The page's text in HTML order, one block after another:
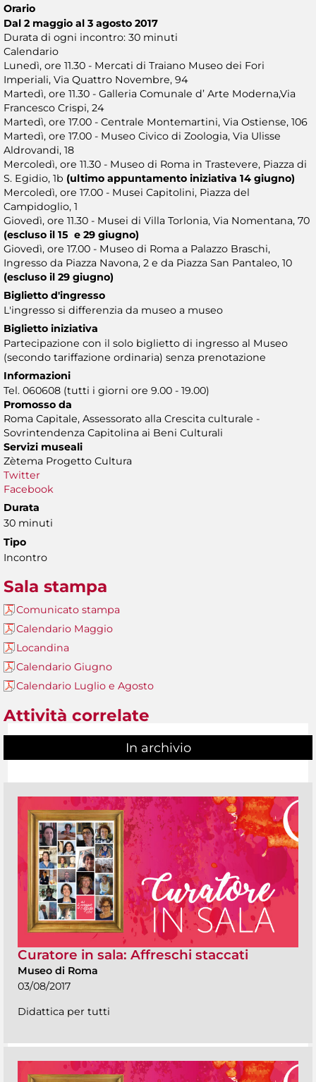
Orario
Dal 2 maggio al 3 agosto 2017
Durata di ogni incontro: 30 minuti
Calendario
Lunedì, ore 11.30 - Mercati di Traiano Museo dei Fori
Imperiali, Via Quattro Novembre, 94
Martedì, ore 11.30 - Galleria Comunale d’ Arte Moderna,Via
Francesco Crispi, 24
Martedì, ore 17.00 - Centrale Montemartini, Via Ostiense, 106
Martedì, ore 17.00 - Museo Civico di Zoologia, Via Ulisse
Aldrovandi, 18
Mercoledì, ore 11.30 - Museo di Roma in Trastevere, Piazza di
S. Egidio, 1b (ultimo appuntamento iniziativa 14 giugno)
Mercoledì, ore 17.00 - Musei Capitolini, Piazza del
Campidoglio, 1
Giovedì, ore 11.30 - Musei di Villa Torlonia, Via Nomentana, 70
(escluso il 15 e 29 giugno)
Giovedì, ore 17.00 - Museo di Roma a Palazzo Braschi,
Ingresso da Piazza Navona, 2 e da Piazza San Pantaleo, 10
(escluso il 29 giugno)
Biglietto d'ingresso
L'ingresso si differenzia da museo a museo
Biglietto iniziativa
Partecipazione con il solo biglietto di ingresso al Museo
(secondo tariffazione ordinaria) senza prenotazione
Informazioni
Tel. 060608 (tutti i giorni ore 9.00 - 19.00)
Promosso da
Roma Capitale, Assessorato alla Crescita culturale -
Sovrintendenza Capitolina ai Beni Culturali
Servizi museali
Zètema Progetto Cultura
Twitter
Facebook
Durata
30 minuti
Tipo
Incontro
Sala stampa
Comunicato stampa
Calendario Maggio
Locandina
Calendario Giugno
Calendario Luglio e Agosto
Attività correlate
In archivio
Curatore in sala: Affreschi staccati
Museo di Roma
03/08/2017
Didattica per tutti